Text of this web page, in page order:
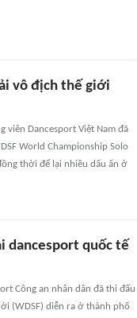
vô địch thế giới
viên Dancesport Việt Nam đã
World Championship Solo
thời để lại nhiều dấu ấn ở
dancesport quốc tế
Công an nhân dân đã thi đấu
(WDSF) diễn ra ở thành phố